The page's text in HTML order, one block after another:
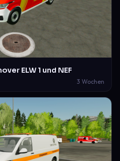
ELW 1 und NEF
3 Wochen